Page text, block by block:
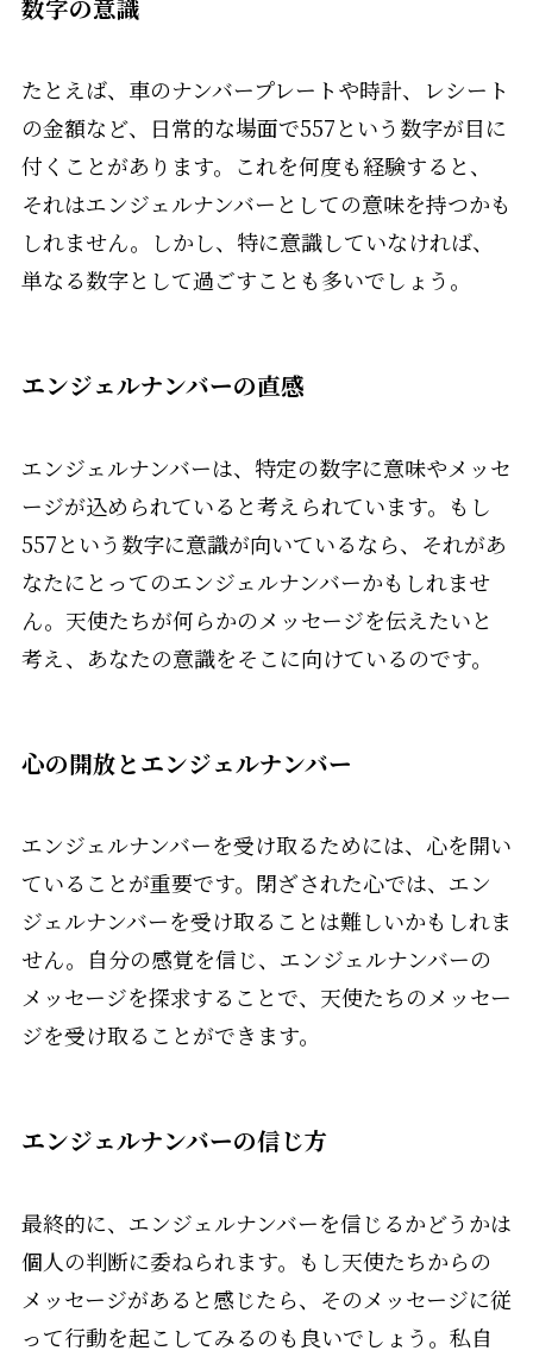
数字の意識
たとえば、車のナンバープレートや時計、レシート
の金額など、日常的な場面で557という数字が目に
付くことがあります。これを何度も経験すると、
それはエンジェルナンバーとしての意味を持つかも
しれません。しかし、特に意識していなければ、
単なる数字として過ごすことも多いでしょう。
エンジェルナンバーの直感
エンジェルナンバーは、特定の数字に意味やメッセ
ージが込められていると考えられています。もし
557という数字に意識が向いているなら、それがあ
なたにとってのエンジェルナンバーかもしれませ
ん。天使たちが何らかのメッセージを伝えたいと
考え、あなたの意識をそこに向けているのです。
心の開放とエンジェルナンバー
エンジェルナンバーを受け取るためには、心を開い
ていることが重要です。閉ざされた心では、エン
ジェルナンバーを受け取ることは難しいかもしれま
せん。自分の感覚を信じ、エンジェルナンバーの
メッセージを探求することで、天使たちのメッセー
ジを受け取ることができます。
エンジェルナンバーの信じ方
最終的に、エンジェルナンバーを信じるかどうかは
個人の判断に委ねられます。もし天使たちからの
メッセージがあると感じたら、そのメッセージに従
って行動を起こしてみるのも良いでしょう。私自